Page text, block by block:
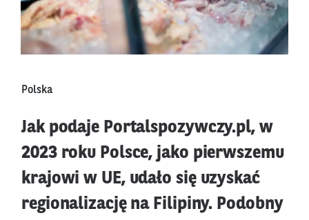
Polska
Jak podaje Portalspozywczy.pl, w
2023 roku Polsce, jako pierwszemu
krajowi w UE, udało się uzyskać
regionalizację na Filipiny. Podobny